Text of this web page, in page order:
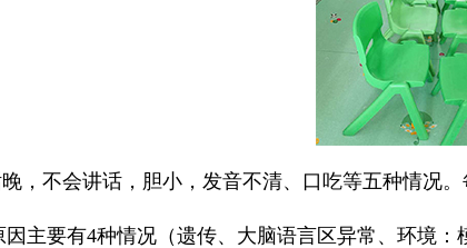
，不会讲话，胆小，发音不清、口吃等五种情况
主要有4种情况（遗传、大脑语言区异常、环境：